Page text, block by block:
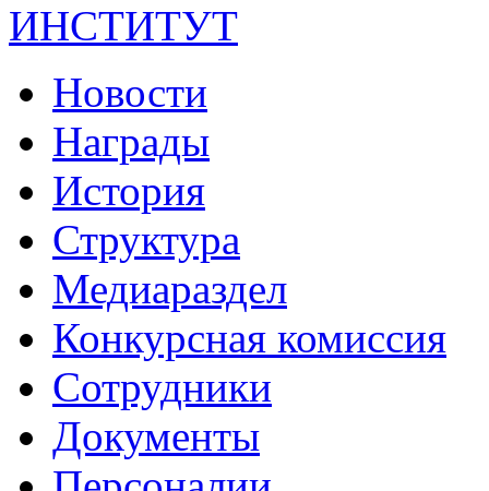
ИНСТИТУТ
Новости
Награды
История
Структура
Медиараздел
Конкурсная комиссия
Сотрудники
Документы